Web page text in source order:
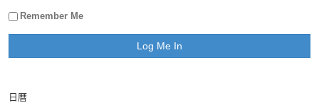
Remember Me
日曆